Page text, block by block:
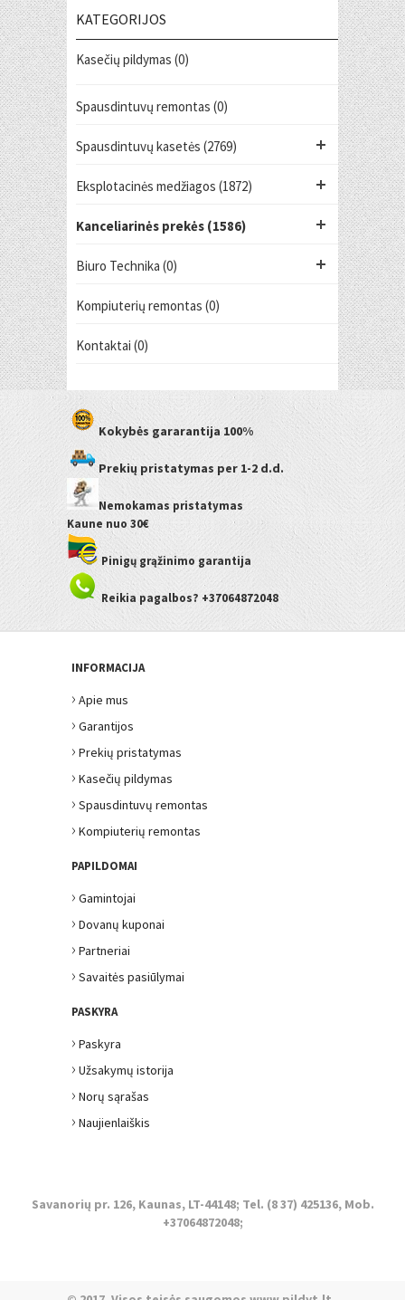
KATEGORIJOS
Kasečių pildymas (0)
Spausdintuvų remontas (0)
Spausdintuvų kasetės (2769)
Eksplotacinės medžiagos (1872)
Kanceliarinės prekės (1586)
Biuro Technika (0)
Kompiuterių remontas (0)
Kontaktai (0)
Kokybės gararantija 100%
Prekių pristatymas per 1-2 d.d.
Nemokamas pristatymas
Kaune nuo 30€
Pinigų grąžinimo garantija
Reikia pagalbos? +37064872048
INFORMACIJA
› Apie mus
› Garantijos
› Prekių pristatymas
› Kasečių pildymas
› Spausdintuvų remontas
› Kompiuterių remontas
PAPILDOMAI
› Gamintojai
› Dovanų kuponai
› Partneriai
› Savaitės pasiūlymai
PASKYRA
› Paskyra
› Užsakymų istorija
› Norų sąrašas
› Naujienlaiškis
Savanorių pr. 126, Kaunas, LT-44148; Tel. (8 37) 425136, Mob.
+37064872048;